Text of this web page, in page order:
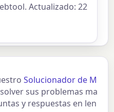
Actualizado: 22
Solucionador de M
sus problemas ma
y respuestas en len